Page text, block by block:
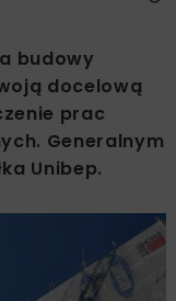
budowy
docelową
prac
Generalnym
Unibep.